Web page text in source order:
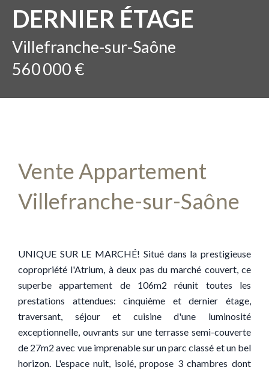
DERNIER ÉTAGE
Villefranche-sur-Saône
560 000 €
Vente Appartement
Villefranche-sur-Saône
UNIQUE SUR LE MARCHÉ! Situé dans la prestigieuse
copropriété l'Atrium, à deux pas du marché couvert, ce
superbe appartement de 106m2 réunit toutes les
prestations attendues: cinquième et dernier étage,
traversant, séjour et cuisine d'une luminosité
exceptionnelle, ouvrants sur une terrasse semi-couverte
de 27m2 avec vue imprenable sur un parc classé et un bel
horizon. L'espace nuit, isolé, propose 3 chambres dont